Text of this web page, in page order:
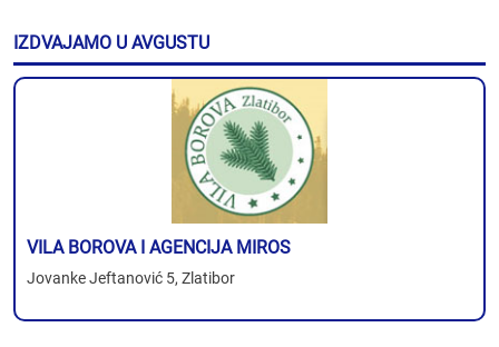
IZDVAJAMO U AVGUSTU
VILA BOROVA I AGENCIJA MIROS
Jovanke Jeftanović 5, Zlatibor